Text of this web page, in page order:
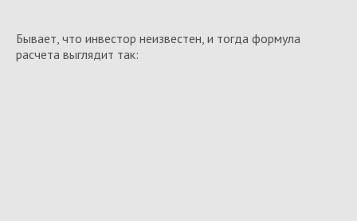
Бывает, что инвестор неизвестен, и тогда формула
расчета выглядит так: